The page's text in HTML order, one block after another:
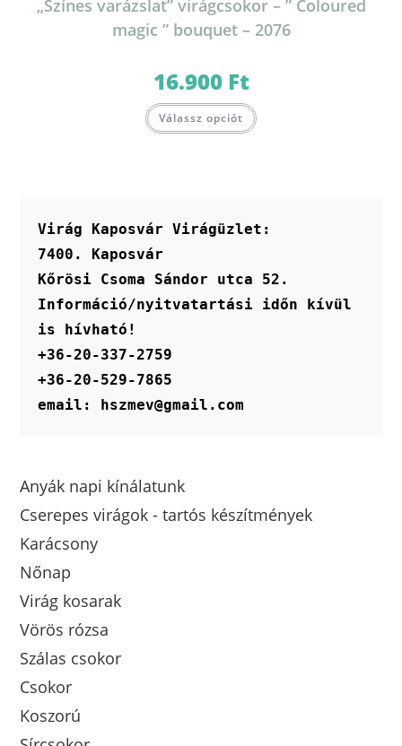
„Színes varázslat” virágcsokor – ” Coloured
magic ” bouquet – 2076
16.900 Ft
Válassz opciót a
termékoldalon
választhatók
Virág Kaposvár Virágüzlet:
7400. Kaposvár
Kőrösi Csoma Sándor utca 52.
Információ/nyitvatartási időn kívül
is hívható!
+36-20-337-2759
+36-20-529-7865
email: hszmev@gmail.com
Anyák napi kínálatunk
Cserepes virágok - tartós készítmények
Karácsony
Nőnap
Virág kosarak
Vörös rózsa
Szálas csokor
Csokor
Koszorú